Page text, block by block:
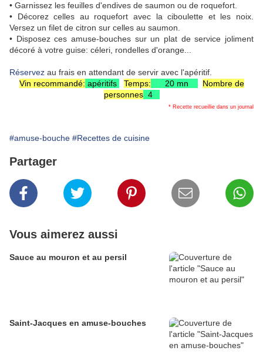
• Garnissez les feuilles d'endives de saumon ou de roquefort.
• Décorez celles au roquefort avec la ciboulette et les noix.
Versez un filet de citron sur celles au saumon.
• Disposez ces amuse-bouches sur un plat de service joliment
décoré à votre guise: céleri, rondelles d'orange...
Réservez au frais en attendant de servir avec l'apéritif.
Vin recommandé: apéritifs Temps: 20 mn
Nombre de
personnes4
* Recette recueillie dans un journal
#amuse-bouche #Recettes de cuisine
Partager
Vous aimerez aussi
Sauce au mouron et au persil
Saint-Jacques en amuse-bouches